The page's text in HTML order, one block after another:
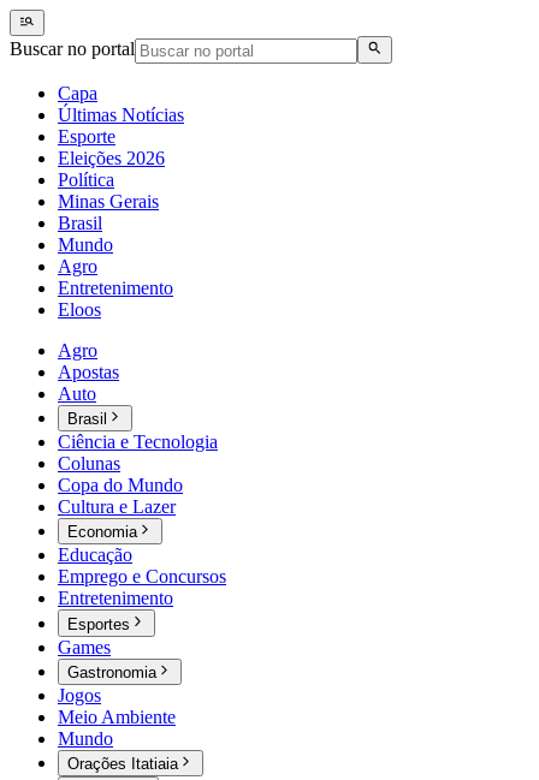
Buscar no portal
Capa
Últimas Notícias
Esporte
Eleições 2026
Política
Minas Gerais
Brasil
Mundo
Agro
Entretenimento
Eloos
Agro
Apostas
Auto
Brasil
Ciência e Tecnologia
Colunas
Copa do Mundo
Cultura e Lazer
Economia
Educação
Emprego e Concursos
Entretenimento
Esportes
Games
Gastronomia
Jogos
Meio Ambiente
Mundo
Orações Itatiaia